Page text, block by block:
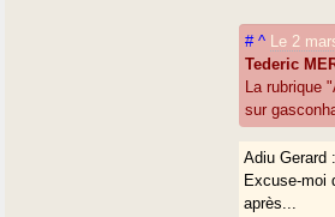
# ^ Le 2
Tederic
La rubrique
sur
Adiu Gerard :
Excuse-moi
après...